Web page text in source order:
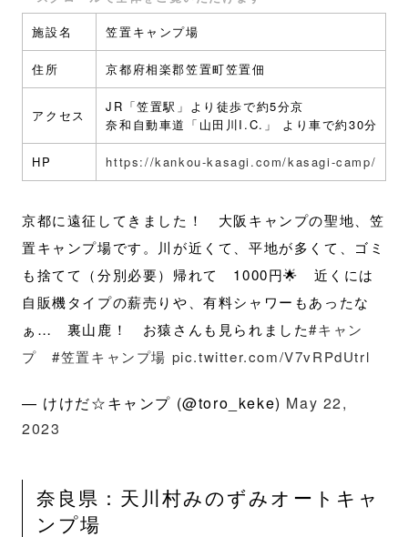
施設名 笠置キャンプ場
住所 京都府相楽郡笠置町笠置佃
アクセス
JR「笠置駅」より徒歩で約5分京
奈和自動車道「山田川I.C.」 より車で約30分
HP https://kankou-kasagi.com/kasagi-camp/
京都に遠征してきました！ 大阪キャンプの聖地、笠
置キャンプ場です。川が近くて、平地が多くて、ゴミ
も捨てて（分別必要）帰れて 1000円🌟 近くには
自販機タイプの薪売りや、有料シャワーもあったな
ぁ… 裏山鹿！ お猿さんも見られました#キャン
プ
#笠置キャンプ場 pic.twitter.com/V7vRPdUtrl
— けけだ☆キャンプ (@toro_keke) May 22,
2023
奈良県：天川村みのずみオートキャ
ンプ場